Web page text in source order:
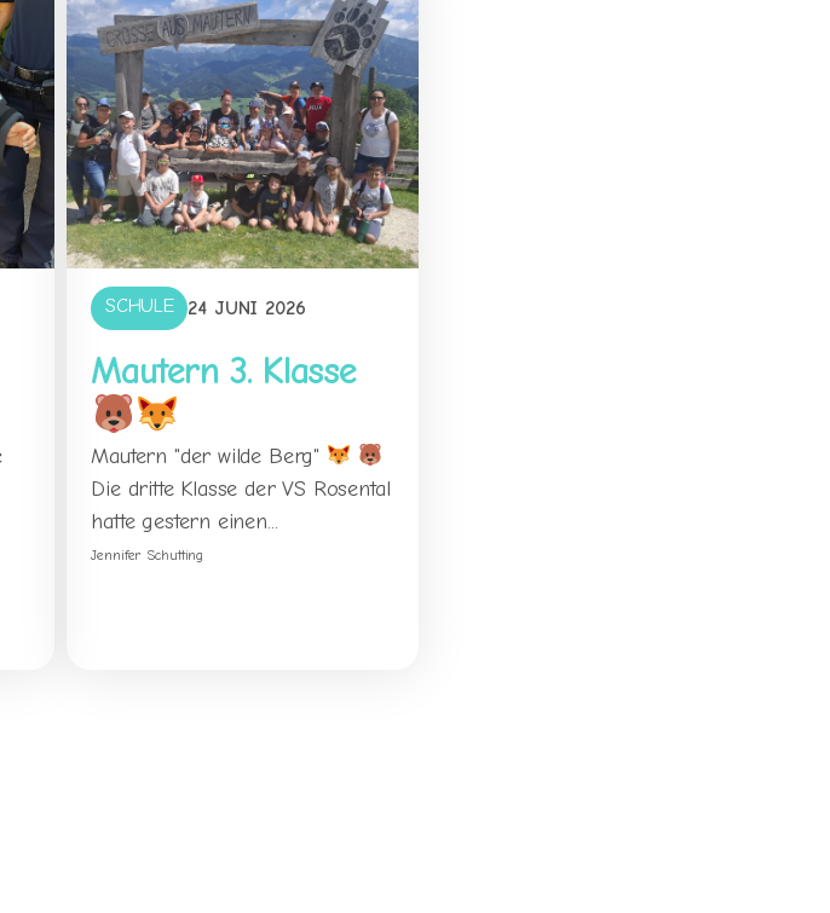
SCHULE 24 JUNI 2026
Mautern 3. Klasse
Mautern "der wilde Berg"
Die dritte Klasse der VS Rosental
hatte gestern einen...
Jennifer Schutting